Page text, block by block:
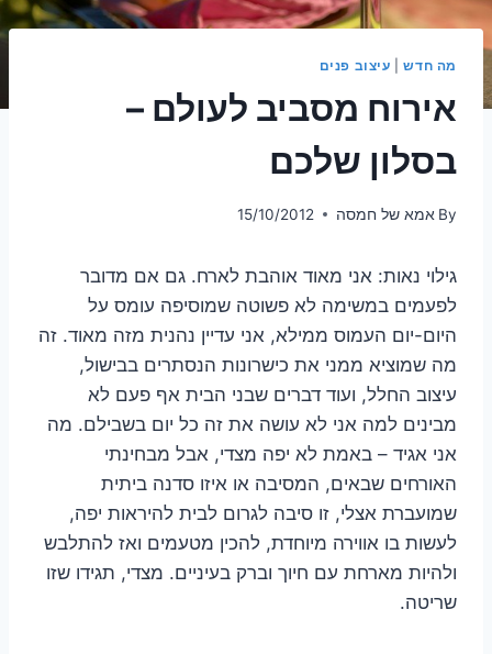
מה חדש| עיצוב פנים
אירוח מסביב לעולם –
בסלון שלכם
By אמא של חמסה 15/10/2012
גילוי נאות: אני מאוד אוהבת לארח. גם אם מדובר
לפעמים במשימה לא פשוטה שמוסיפה עומס על
היום-יום העמוס ממילא, אני עדיין נהנית מזה מאוד. זה
מה שמוציא ממני את כישרונות הנסתרים בבישול,
עיצוב החלל, ועוד דברים שבני הבית אף פעם לא
מבינים למה אני לא עושה את זה כל יום בשבילם. מה
אני אגיד – באמת לא יפה מצדי, אבל מבחינתי
האורחים שבאים, המסיבה או איזו סדנה ביתית
שמועברת אצלי, זו סיבה לגרום לבית להיראות יפה,
לעשות בו אווירה מיוחדת, להכין מטעמים ואז להתלבש
ולהיות מארחת עם חיוך וברק בעיניים. מצדי, תגידו שזו
שריטה.